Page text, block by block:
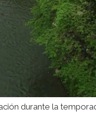
durante la